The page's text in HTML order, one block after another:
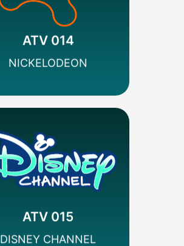
ATV 014
NICKELODEON
SEÑAL HD
Viacom
Infantil/Juvenil
Codificado
ATV 015
DISNEY CHANNEL
SEÑAL HD
Walt Disney
Codificado
MÁS INFO